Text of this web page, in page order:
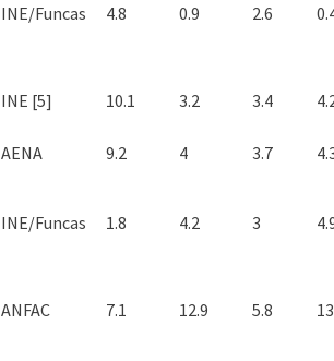
INE/Funcas 4.8 0.9 2.6
INE [5] 10.1 3.2 3.4
AENA 9.2 4 3.7
INE/Funcas 1.8 4.2 3
ANFAC 7.1 12.9 5.8